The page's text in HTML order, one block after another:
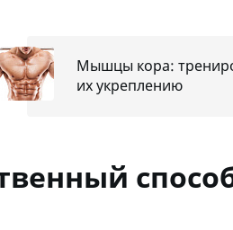
Мышцы кора:
их укреплению